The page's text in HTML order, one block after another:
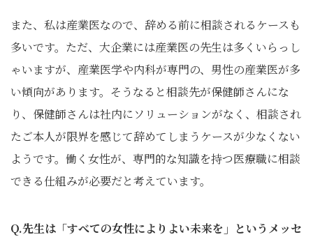
また、私は産業医なので、辞める前に相談されるケースも
多いです。ただ、大企業には産業医の先生は多くいらっし
ゃいますが、産業医学や内科が専門の、男性の産業医が多
い傾向があります。そうなると相談先が保健師さんにな
り、保健師さんは社内にソリューションがなく、相談され
たご本人が限界を感じて辞めてしまうケースが少なくない
ようです。働く女性が、専門的な知識を持つ医療職に相談
できる仕組みが必要だと考えています。
Q.先生は「すべての女性によりよい未来を」というメッセ